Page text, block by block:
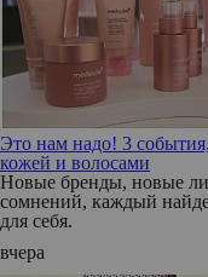
Это нам надо! 3
кожей и волосами
Новые бренды, новые
сомнений, каждый
для себя.
вчера